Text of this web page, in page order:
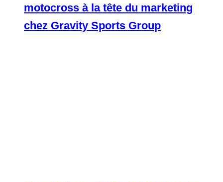
motocross à la tête du marketing
chez Gravity Sports Group